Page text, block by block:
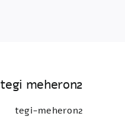
tegi meheron2
tegi-meheron2